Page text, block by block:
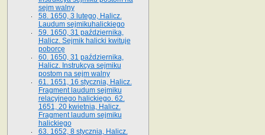
sejm walny
58. 1650, 3 lutego, Halicz.
Laudum sejmikuhalickiego
59. 1650, 31 października,
Halicz. Sejmik halicki kwituje
poborcę
60. 1650, 31 października,
Halicz. Instrukcya sejmiku
postom na sejm walny
61. 1651, 16 stycznia, Halicz.
Fragment laudum sejmiku
relacyjnego halickiego. 62.
1651, 20 kwietnia, Halicz.
Fragment laudum sejmiku
halickiego
63. 1652, 8 stycznia, Halicz.